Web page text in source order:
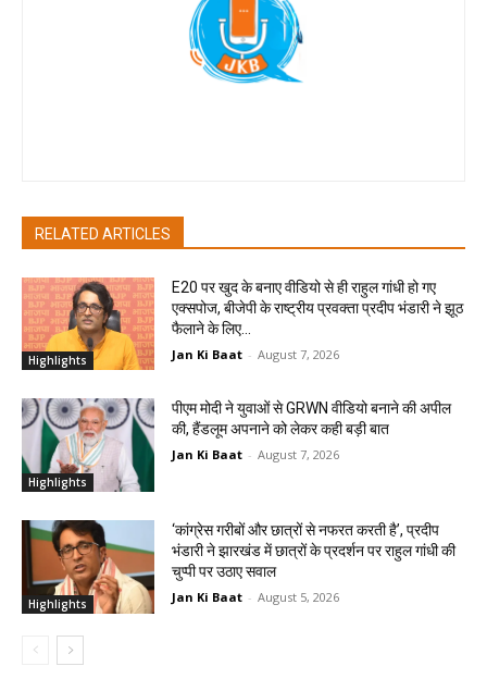
RELATED ARTICLES
Highlights
E20 पर खुद के बनाए वीडियो से ही राहुल गांधी हो गए
एक्सपोज, बीजेपी के राष्ट्रीय प्रवक्ता प्रदीप भंडारी ने झूठ
फैलाने के लिए...
Jan Ki Baat - August 7, 2026
Highlights
पीएम मोदी ने युवाओं से GRWN वीडियो बनाने की अपील
की, हैंडलूम अपनाने को लेकर कही बड़ी बात
Jan Ki Baat - August 7, 2026
Highlights
‘कांग्रेस गरीबों और छात्रों से नफरत करती है’, प्रदीप
भंडारी ने झारखंड में छात्रों के प्रदर्शन पर राहुल गांधी की
चुप्पी पर उठाए सवाल
Jan Ki Baat - August 5, 2026